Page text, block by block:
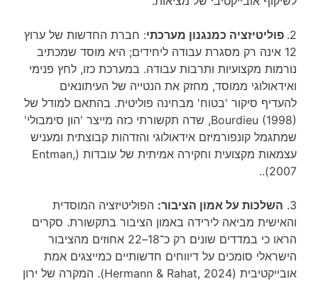
2. פוליטיזציה כמנגנון מערכתי: חברת החדשות של ערוץ
12 אינה רק מסגרת עבודה ליחידים; היא מוסד שמכתיב
נורמות מקצועיות ותרבות עבודה. במערכת כזו, לחץ פנימי
ואידאולוגי ממוסד, מחזק את הנטייה של העיתונאים
להעדיף סיקור 'בטוח' מבחינה פוליטית. בהתאם למודל של
Bourdieu (1998), שדה תקשורתי כזה מייצר 'הון סימבולי'
שמתגמל קונפורמיזם אידאולוגי והזדהות קבוצתית ומעניש
עצמאות מקצועית וחקירה אמיתית של עובדות (Entman,
2007)..
3. השלכות על אמון הציבור: הפוליטיזציה המוסדית
והאישית מביאה לירידה באמון הציבור בתקשורת. סקרים
הראו כי במדדים שונים רק כ־18–22 אחוזים מהציבור
הישראלי סומכים על דיווחים חדשותיים כמייצגים אמת
אובייקטיבית (Hermann & Rahat, 2024). המקרה של ירון